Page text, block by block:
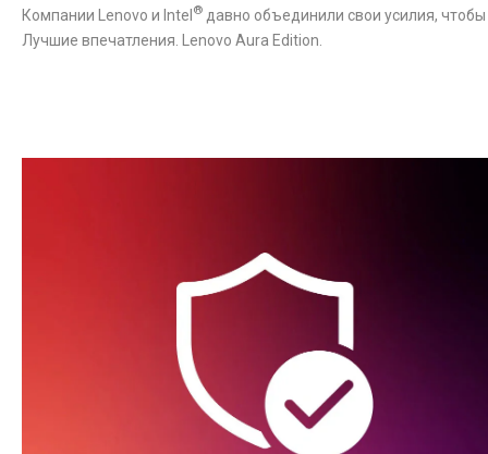
Компании Lenovo и Intel® давно объединили свои усилия,
Лучшие впечатления. Lenovo Aura Edition.